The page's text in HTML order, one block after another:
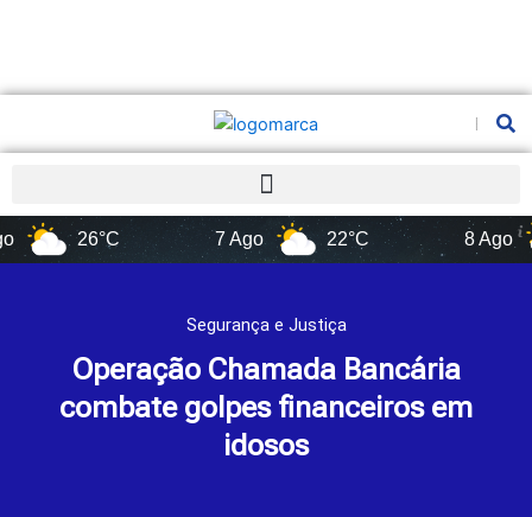
26°C 7 Ago 22°C 8 Ago
Segurança e Justiça
Operação Chamada Bancária
combate golpes financeiros em
idosos